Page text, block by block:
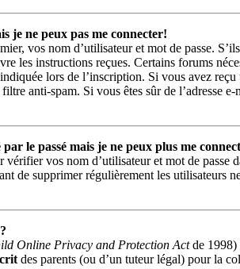
je ne peux pas me connecter!
vos nom d’utilisateur et mot de passe.
les instructions reçues. Certains forums
lors de l’inscription. Si vous avez
anti-spam. Si vous êtes sûr de l’adresse
le passé mais je ne peux plus me
vérifier vos nom d’utilisateur et mot de passe
de supprimer régulièrement les utilisateurs
Online Privacy and Protection Actde 1998)
des parents (ou d’un tuteur légal) pour la